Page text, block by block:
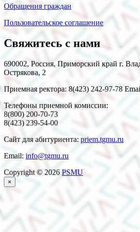
Обращения граждан
Пользовательское соглашение
Свяжитесь с нами
690002, Россия, Приморский край г.
Острякова, 2
Приемная ректора: 8(423) 242-97-78
Телефоны приемной комиссии:
8(800) 200-70-73
8(423) 239-54-00
Сайт для абитуриента: priem.tgmu.ru
Email: info@tgmu.ru
Copyright © 2026 PSMU
×